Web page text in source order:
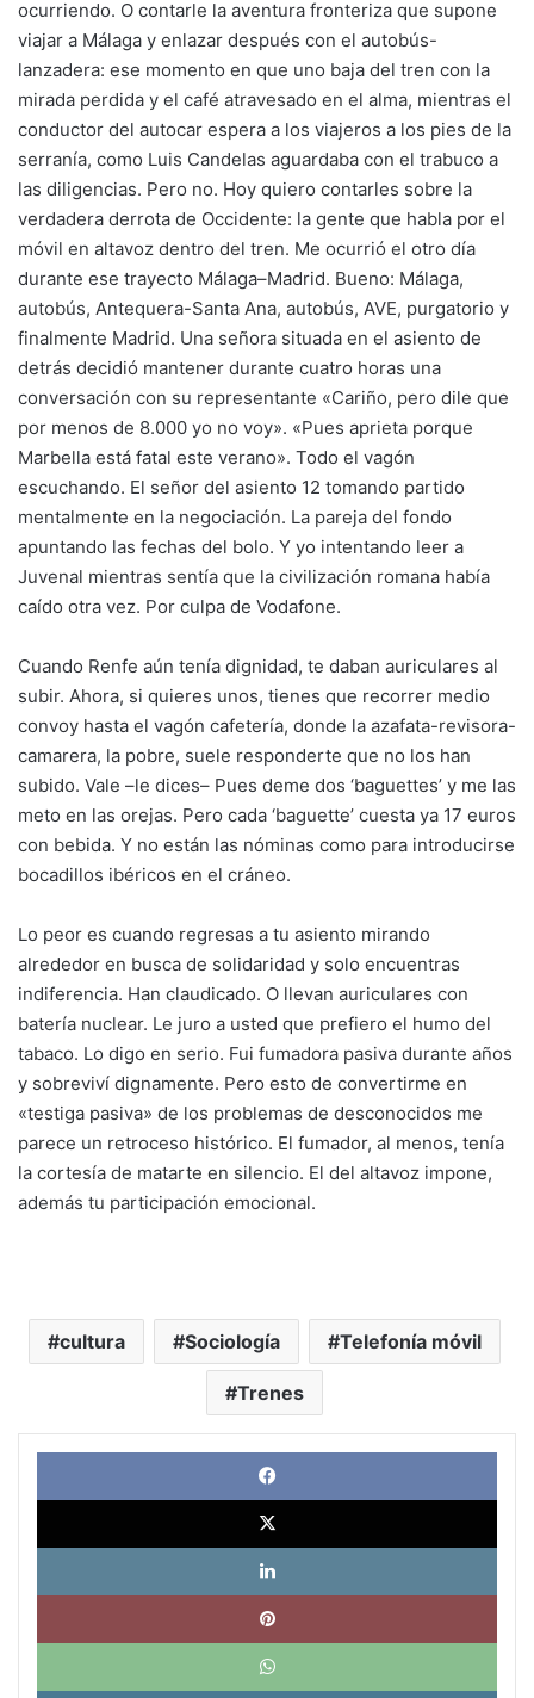
ocurriendo. O contarle la aventura fronteriza que supone
viajar a Málaga y enlazar después con el autobús-
lanzadera: ese momento en que uno baja del tren con la
mirada perdida y el café atravesado en el alma, mientras el
conductor del autocar espera a los viajeros a los pies de la
serranía, como Luis Candelas aguardaba con el trabuco a
las diligencias. Pero no. Hoy quiero contarles sobre la
verdadera derrota de Occidente: la gente que habla por el
móvil en altavoz dentro del tren. Me ocurrió el otro día
durante ese trayecto Málaga–Madrid. Bueno: Málaga,
autobús, Antequera-Santa Ana, autobús, AVE, purgatorio y
finalmente Madrid. Una señora situada en el asiento de
detrás decidió mantener durante cuatro horas una
conversación con su representante «Cariño, pero dile que
por menos de 8.000 yo no voy». «Pues aprieta porque
Marbella está fatal este verano». Todo el vagón
escuchando. El señor del asiento 12 tomando partido
mentalmente en la negociación. La pareja del fondo
apuntando las fechas del bolo. Y yo intentando leer a
Juvenal mientras sentía que la civilización romana había
caído otra vez. Por culpa de Vodafone.
Cuando Renfe aún tenía dignidad, te daban auriculares al
subir. Ahora, si quieres unos, tienes que recorrer medio
convoy hasta el vagón cafetería, donde la azafata-revisora-
camarera, la pobre, suele responderte que no los han
subido. Vale –le dices– Pues deme dos ‘baguettes’ y me las
meto en las orejas. Pero cada ‘baguette’ cuesta ya 17 euros
con bebida. Y no están las nóminas como para introducirse
bocadillos ibéricos en el cráneo.
Lo peor es cuando regresas a tu asiento mirando
alrededor en busca de solidaridad y solo encuentras
indiferencia. Han claudicado. O llevan auriculares con
batería nuclear. Le juro a usted que prefiero el humo del
tabaco. Lo digo en serio. Fui fumadora pasiva durante años
y sobreviví dignamente. Pero esto de convertirme en
«testiga pasiva» de los problemas de desconocidos me
parece un retroceso histórico. El fumador, al menos, tenía
la cortesía de matarte en silencio. El del altavoz impone,
además tu participación emocional.
cultura Sociología Telefonía móvil
Trenes
X